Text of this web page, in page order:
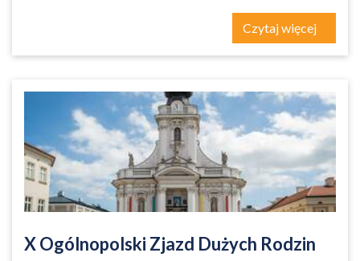
Czytaj więcej
X Ogólnopolski Zjazd Dużych Rodzin